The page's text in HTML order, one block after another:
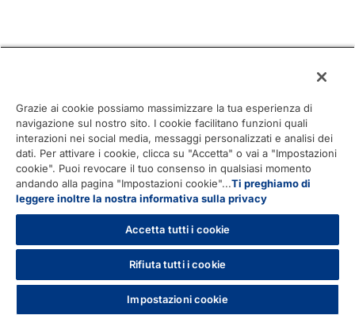
Grazie ai cookie possiamo massimizzare la tua esperienza di
navigazione sul nostro sito. I cookie facilitano funzioni quali
interazioni nei social media, messaggi personalizzati e analisi dei
dati. Per attivare i cookie, clicca su "Accetta" o vai a "Impostazioni
cookie". Puoi revocare il tuo consenso in qualsiasi momento
andando alla pagina "Impostazioni cookie"...Ti preghiamo di
leggere inoltre la nostra informativa sulla privacy
Accetta tutti i cookie
Rifiuta tutti i cookie
Impostazioni cookie